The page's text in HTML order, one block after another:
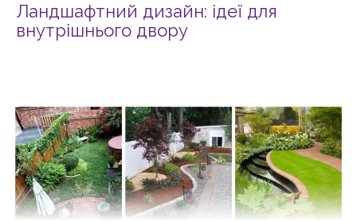
Ландшафтний дизайн: ідеї для
внутрішнього двору